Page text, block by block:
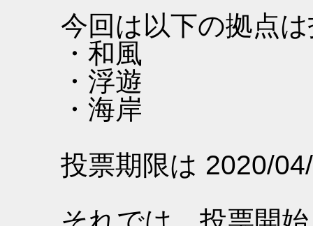
今回は以下の拠点
・和風
・浮遊
・海岸
投票期限は 2020/